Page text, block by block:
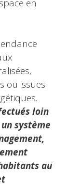
en
ou issues
loin
système
au